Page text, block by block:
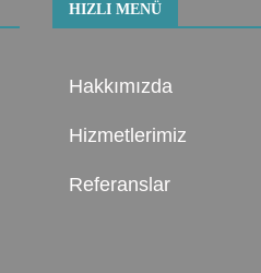
HIZLI MENÜ
Hakkımızda
Hizmetlerimiz
Referanslar